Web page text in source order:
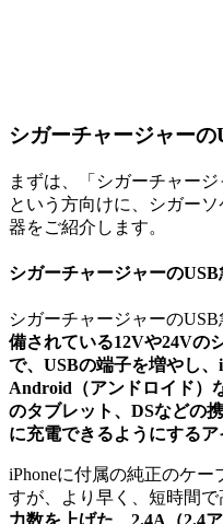
シガーチャージャー
まずは、「シガーチャー
という方向けに、シガー
器をご紹介します。
シガーチャージャーの
シガーチャージャーのUSB
備されている12Vや24Vの
で、USBの端子を増やし
Android（アンドロイド）
のタブレット、DSなどの
に充電できるようにするア
iPhoneに付属の純正のケ
すが、より早く、短時間で